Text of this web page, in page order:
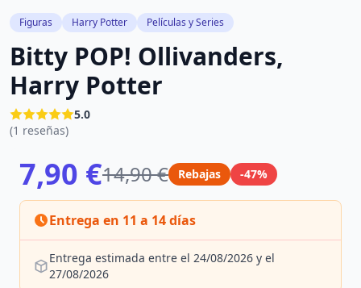
Figuras Harry Potter Películas y Series
Bitty POP! Ollivanders,
Harry Potter
5.0
(1 reseñas)
7,90 €14,90 € Rebajas -47%
Entrega en 11 a 14 días
Entrega estimada entre el 24/08/2026 y el
27/08/2026